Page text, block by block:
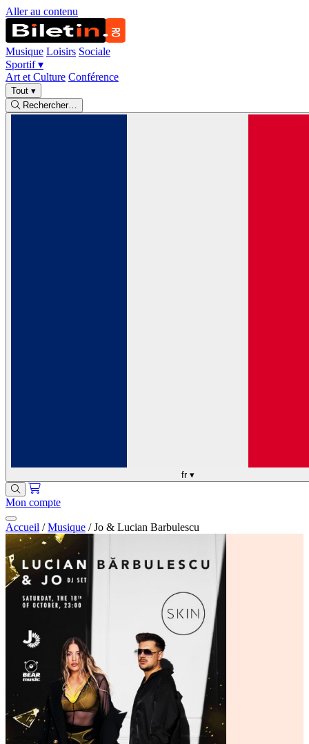
Aller au contenu
Musique Loisirs Sociale
Sportif▾
Art et Culture Conférence
Tout ▾
Rechercher…
fr ▾
Mon compte
Accueil / Musique / Jo & Lucian Barbulescu